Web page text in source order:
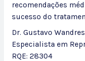
recomendações
sucesso do
Dr. Gustavo
Especialista em
RQE: 28304